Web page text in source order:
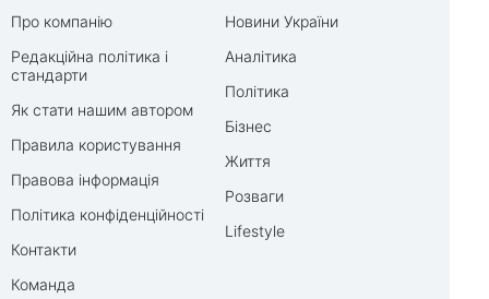
Про компанію
Редакційна політика і
стандарти
Як стати нашим автором
Правила користування
Правова інформація
Політика конфіденційності
Контакти
Команда
Новини України
Аналітика
Політика
Бізнес
Життя
Розваги
Lifestyle